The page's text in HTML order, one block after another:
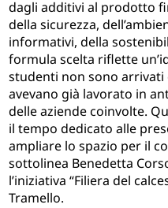
dagli additivi al prodotto
della sicurezza,
informativi, della
formula scelta riflette
studenti non sono
avevano già lavorato in
delle aziende coinvolte.
il tempo dedicato alle
ampliare lo spazio per il
sottolinea Benedetta
l’iniziativa “Filiera del
Tramello.